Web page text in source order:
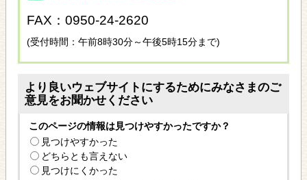
FAX：0950-24-2620
(受付時間：午前8時30分～午後5時15分まで)
より良いウェブサイトにするためにみなさまのご
意見をお聞かせください
このページの情報は見つけやすかったですか？
見つけやすかった
どちらとも言えない
見つけにくかった